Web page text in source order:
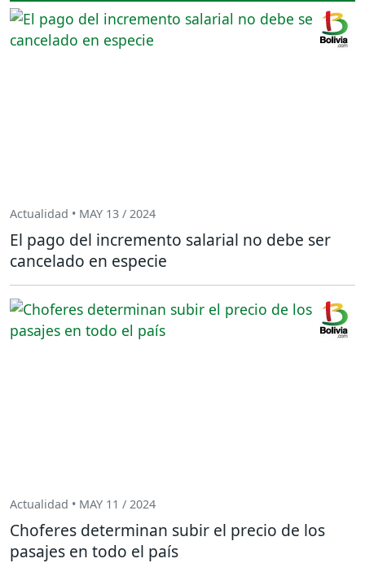
Actualidad • MAY 13 / 2024
El pago del incremento salarial no debe ser
cancelado en especie
Actualidad • MAY 11 / 2024
Choferes determinan subir el precio de los
pasajes en todo el país